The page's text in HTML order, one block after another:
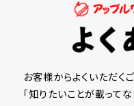
お客様からよくいただく
「知りたいことが載って